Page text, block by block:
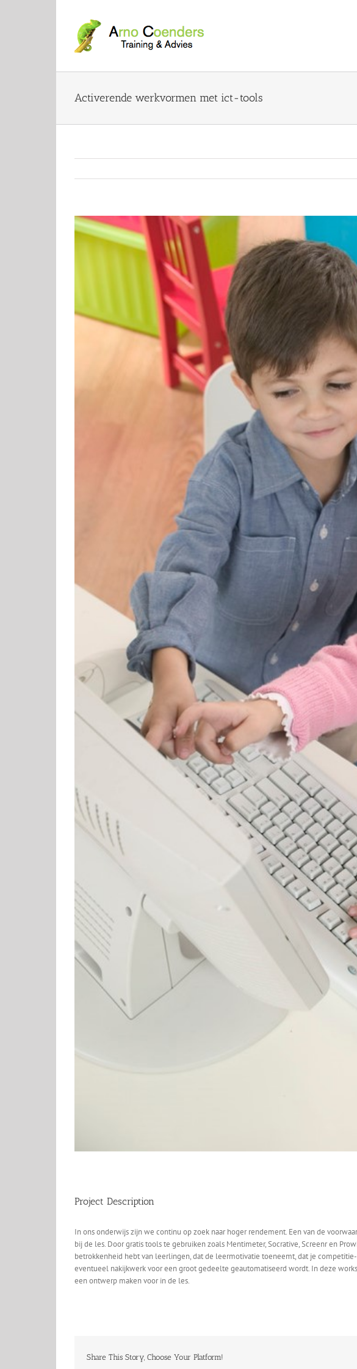
Activerende werkvormen met ict-tools
View
Larger
Image
Project Description
In ons onderwijs zijn we continu op zoek naar hoger rendement. Een van de
bij de les. Door gratis tools te gebruiken zoals Mentimeter, Socrative, Screenr en
betrokkenheid hebt van leerlingen, dat de leermotivatie toeneemt, dat je
eventueel nakijkwerk voor een groot gedeelte geautomatiseerd wordt. In deze
een ontwerp maken voor in de les.
Share This Story, Choose Your Platform!